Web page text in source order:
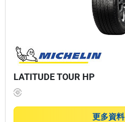
LATITUDE TOUR HP
更多資料